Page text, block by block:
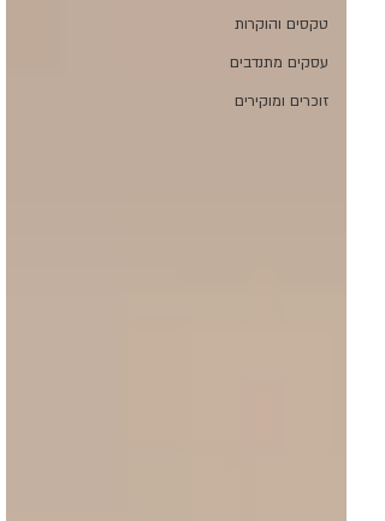
טקסים והוקרות
עסקים מתנדבים
זוכרים ומוקירים